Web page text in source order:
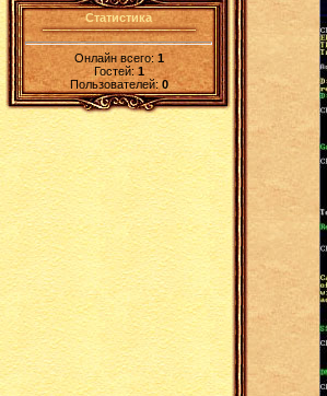
Статистика
Онлайн всего:1
Гостей:1
Пользователей: 0